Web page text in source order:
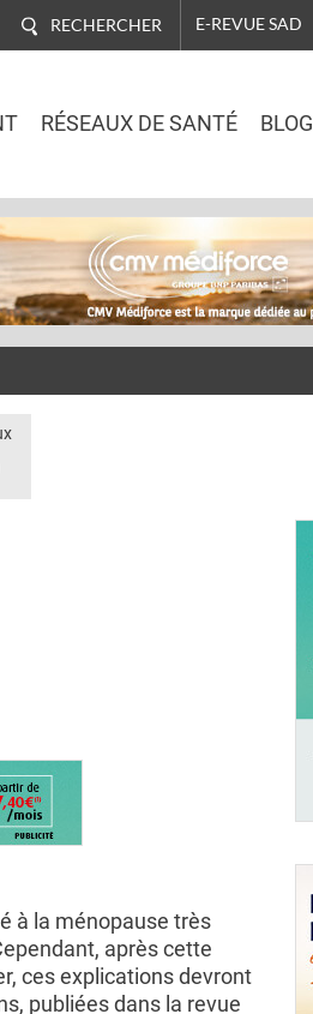
RECHERCHER E-REVUE SAD
RÉSEAUX DE SANTÉ BLOG
à la ménopause très
après cette
ces explications devront
publiées dans la revue